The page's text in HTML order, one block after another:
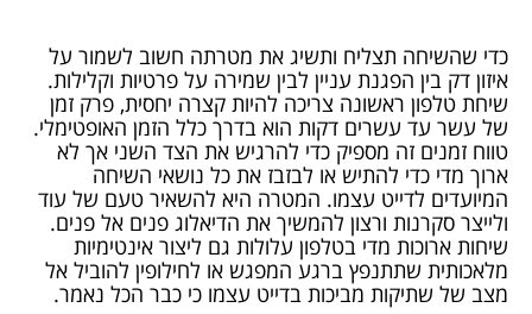
כדי שהשיחה תצליח ותשיג את מטרתה חשוב לשמור על
איזון דק בין הפגנת עניין לבין שמירה על פרטיות וקלילות.
שיחת טלפון ראשונה צריכה להיות קצרה יחסית, פרק זמן
של עשר עד עשרים דקות הוא בדרך כלל הזמן האופטימלי.
טווח זמנים זה מספיק כדי להרגיש את הצד השני אך לא
ארוך מדי כדי להתיש או לבזבז את כל נושאי השיחה
המיועדים לדייט עצמו. המטרה היא להשאיר טעם של עוד
ולייצר סקרנות ורצון להמשיך את הדיאלוג פנים אל פנים.
שיחות ארוכות מדי בטלפון עלולות גם ליצור אינטימיות
מלאכותית שתתנפץ ברגע המפגש או לחילופין להוביל אל
מצב של שתיקות מביכות בדייט עצמו כי כבר הכל נאמר.